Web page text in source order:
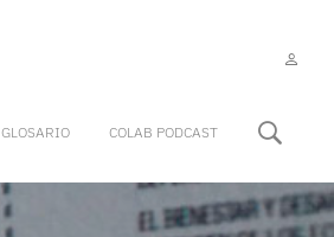
GLOSARIO COLAB PODCAST